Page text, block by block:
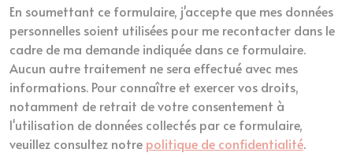
En soumettant ce formulaire, j'accepte que mes données
personnelles soient utilisées pour me recontacter dans le
cadre de ma demande indiquée dans ce formulaire.
Aucun autre traitement ne sera effectué avec mes
informations. Pour connaître et exercer vos droits,
notamment de retrait de votre consentement à
l'utilisation de données collectés par ce formulaire,
veuillez consultez notre politique de confidentialité.